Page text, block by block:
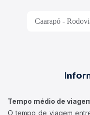
Caarapó -
Tempo médio de
O tempo de viagem